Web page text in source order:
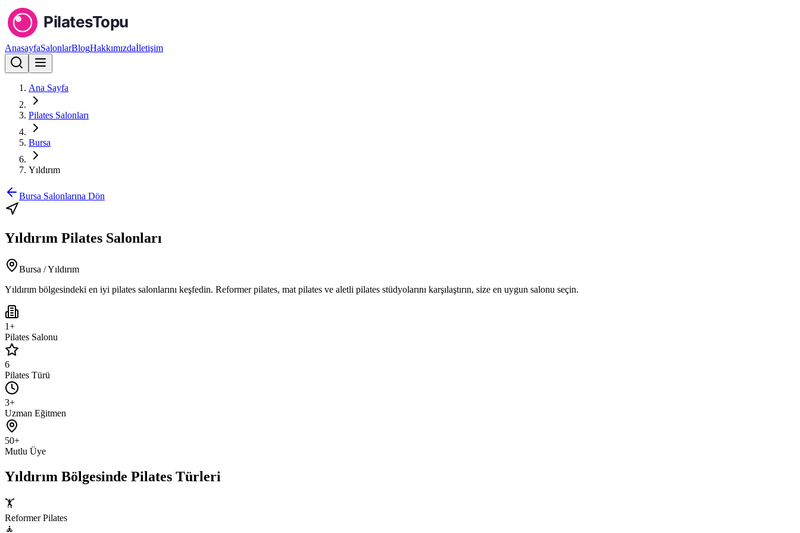
AnasayfaSalonlarBlogHakkımızdaİletişim
Ana Sayfa
Pilates Salonları
Bursa
Yıldırım
Bursa Salonlarına Dön
Yıldırım Pilates Salonları
Bursa /Yıldırım
Yıldırım bölgesindeki en iyi pilates salonlarını keşfedin. Reformer pilates, mat pilates ve aletli pilates stüdyolarını karşılaştırın, size en uygun salonu seçin.
1+
Pilates Salonu
6
Pilates Türü
3+
Uzman Eğitmen
50+
Mutlu Üye
Yıldırım Bölgesinde Pilates Türleri
🏋️
Reformer Pilates
🧘